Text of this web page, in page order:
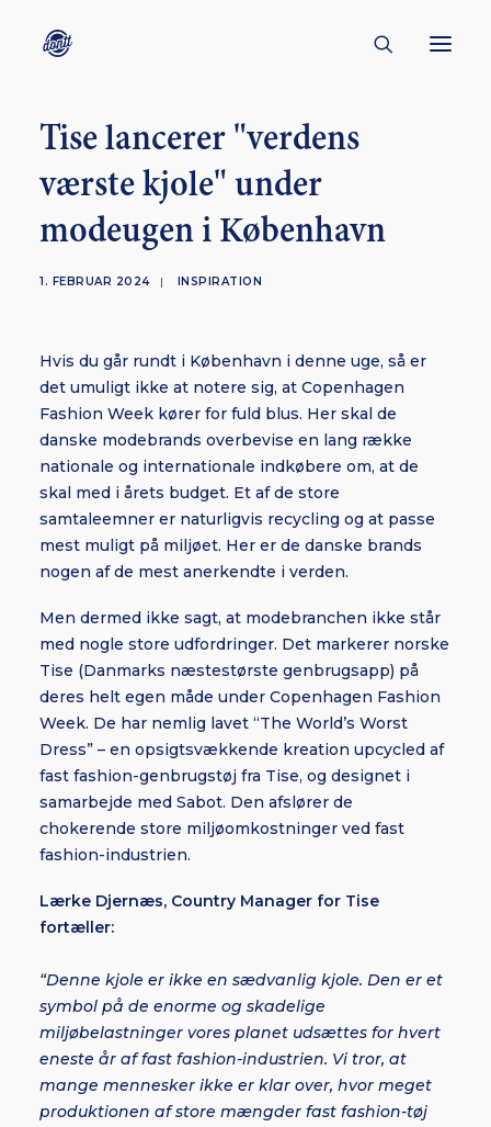
CONTACT
ABOUT
ENGLISH
BORNHOLM
SUBSCRIBE
Tise lancerer "verdens
værste kjole" under
modeugen i København
1. FEBRUAR 2024 | INSPIRATION
Hvis du går rundt i København i denne uge, så er
det umuligt ikke at notere sig, at Copenhagen
Fashion Week kører for fuld blus. Her skal de
danske modebrands overbevise en lang række
nationale og internationale indkøbere om, at de
skal med i årets budget. Et af de store
samtaleemner er naturligvis recycling og at passe
mest muligt på miljøet. Her er de danske brands
nogen af de mest anerkendte i verden.
Men dermed ikke sagt, at modebranchen ikke står
med nogle store udfordringer. Det markerer norske
Tise (Danmarks næstestørste genbrugsapp) på
deres helt egen måde under Copenhagen Fashion
Week. De har nemlig lavet “The World’s Worst
Dress” – en opsigtsvækkende kreation upcycled af
fast fashion-genbrugstøj fra Tise, og designet i
samarbejde med Sabot. Den afslører de
chokerende store miljøomkostninger ved fast
fashion-industrien.
Lærke Djernæs, Country Manager for Tise
fortæller:
“Denne kjole er ikke en sædvanlig kjole. Den er et
symbol på de enorme og skadelige
miljøbelastninger vores planet udsættes for hvert
eneste år af fast fashion-industrien. Vi tror, at
mange mennesker ikke er klar over, hvor meget
produktionen af store mængder fast fashion-tøj